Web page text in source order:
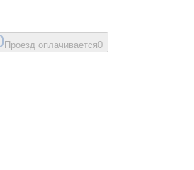
Проезд оплачивается0